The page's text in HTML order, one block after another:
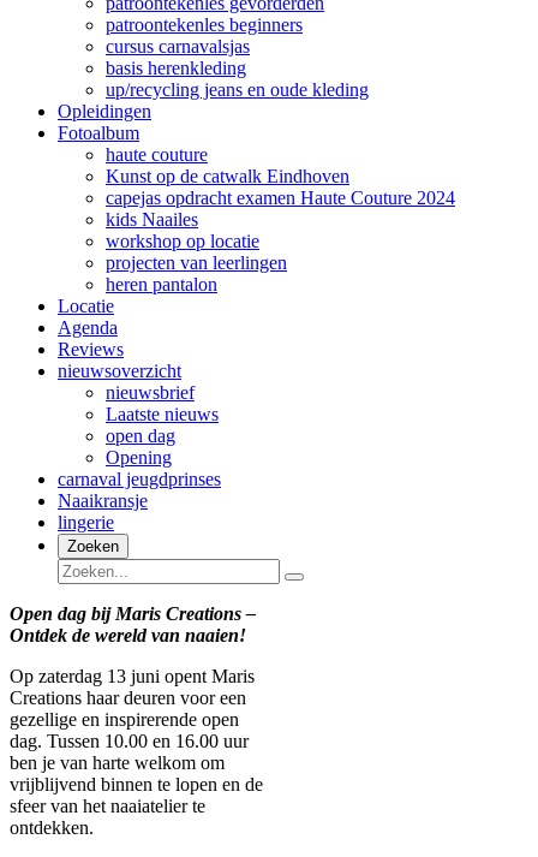
patroontekenles beginners
cursus carnavalsjas
basis herenkleding
up/recycling jeans en oude kleding
Opleidingen
Fotoalbum
haute couture
Kunst op de catwalk Eindhoven
capejas opdracht examen Haute Couture 2024
kids Naailes
workshop op locatie
projecten van leerlingen
heren pantalon
Locatie
Agenda
Reviews
nieuwsoverzicht
nieuwsbrief
Laatste nieuws
open dag
Opening
carnaval jeugdprinses
Naaikransje
lingerie
Zoeken
Open dag bij Maris Creations –
Ontdek de wereld van naaien!
Op zaterdag 13 juni opent Maris
Creations haar deuren voor een
gezellige en inspirerende open
dag. Tussen 10.00 en 16.00 uur
ben je van harte welkom om
vrijblijvend binnen te lopen en de
sfeer van het naaiatelier te
ontdekken.